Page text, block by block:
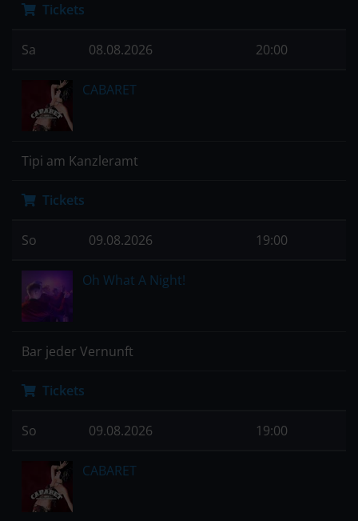
Tickets
Sa 08.08.2026 20:00
CABARET
Tipi am Kanzleramt
Tickets
So 09.08.2026 19:00
Oh What A Night!
Bar jeder Vernunft
Tickets
So 09.08.2026 19:00
CABARET